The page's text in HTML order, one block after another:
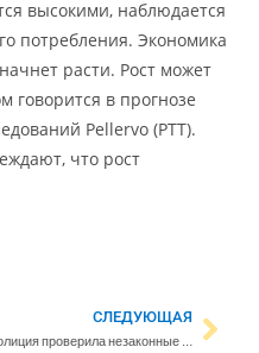
высокими, наблюдается
потребления. Экономика
расти. Рост может
говорится в прогнозе
Pellervo (PTT).
что рост
СЛЕДУЮЩАЯ
Полиция проверила незаконные переводы со счетов клиентов S-pankki – ущерб оценивается в 1,3 миллиона евро